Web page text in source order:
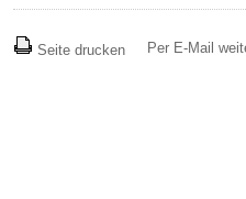
Seite drucken Per E-Mail